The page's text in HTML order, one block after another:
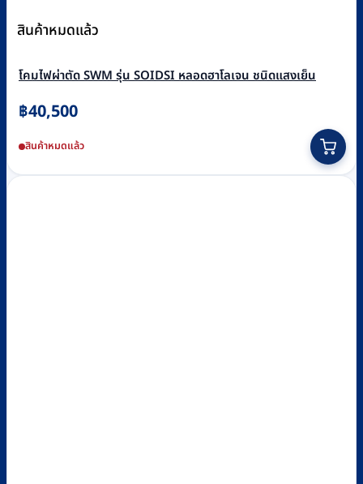
สินค้าหมดแล้ว
โคมไฟผ่าตัด SWM รุ่น SOIDSI หลอดฮาโลเจน ชนิดแสงเย็น
฿40,500
สินค้าหมดแล้ว